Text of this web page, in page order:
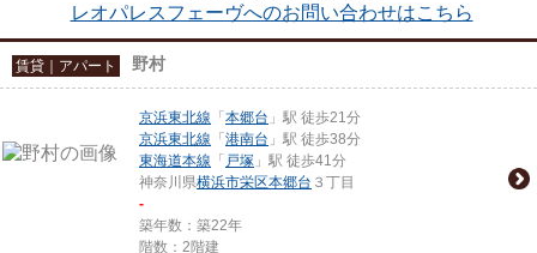
レオパレスフェーヴへのお問い合わせはこちら
賃貸｜アパート 野村
京浜東北線 「 本郷台 」駅 徒歩21分
京浜東北線 「 港南台 」駅 徒歩38分
東海道本線 「 戸塚 」駅 徒歩41分
神奈川県横浜市栄区本郷台 ３丁目
-
築年数：築22年
階数：2階建